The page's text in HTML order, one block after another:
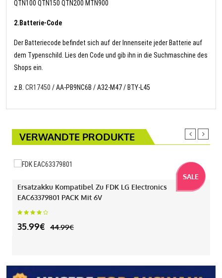
QTN100 QTN150 QTN200 MTN900
2.Batterie-Code
Der Batteriecode befindet sich auf der Innenseite jeder Batterie auf
dem Typenschild. Lies den Code und gib ihn in die Suchmaschine des
Shops ein.
z.B. CR17450 / AA-PB9NC6B / A32-M47 / BTY-L45
VERWANDTE PRODUKTE
SALE
Ersatzakku Kompatibel Zu FDK LG EIectronics
EAC63379801 PACK Mit 6V
35.99€ 44.99€